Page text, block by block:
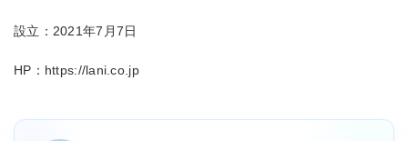
設立：2021年7月7日
HP：https://lani.co.jp